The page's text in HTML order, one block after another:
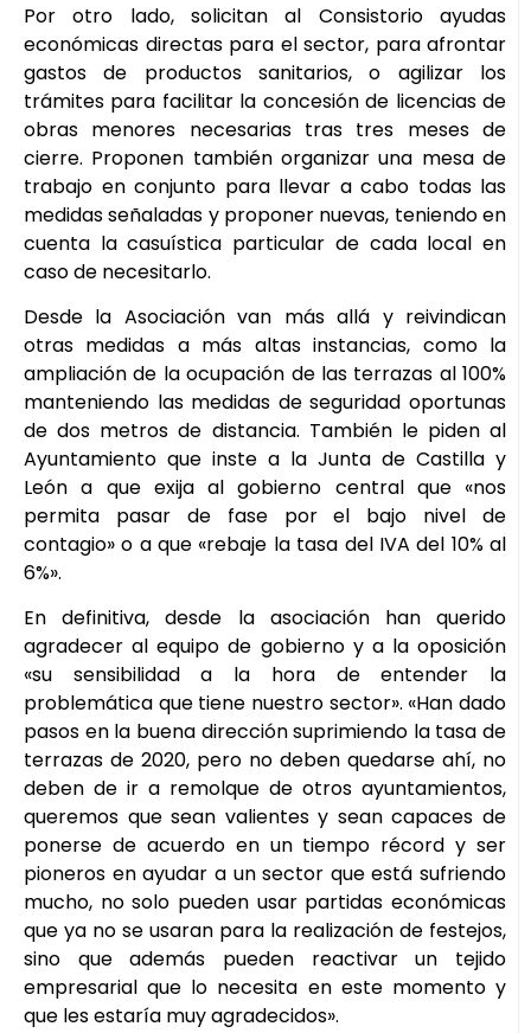
Por otro lado, solicitan al Consistorio ayudas
económicas directas para el sector, para afrontar
gastos de productos sanitarios, o agilizar los
trámites para facilitar la concesión de licencias de
obras menores necesarias tras tres meses de
cierre. Proponen también organizar una mesa de
trabajo en conjunto para llevar a cabo todas las
medidas señaladas y proponer nuevas, teniendo en
cuenta la casuística particular de cada local en
caso de necesitarlo.
Desde la Asociación van más allá y reivindican
otras medidas a más altas instancias, como la
ampliación de la ocupación de las terrazas al 100%
manteniendo las medidas de seguridad oportunas
de dos metros de distancia. También le piden al
Ayuntamiento que inste a la Junta de Castilla y
León a que exija al gobierno central que «nos
permita pasar de fase por el bajo nivel de
contagio» o a que «rebaje la tasa del IVA del 10% al
6%».
En definitiva, desde la asociación han querido
agradecer al equipo de gobierno y a la oposición
«su sensibilidad a la hora de entender la
problemática que tiene nuestro sector». «Han dado
pasos en la buena dirección suprimiendo la tasa de
terrazas de 2020, pero no deben quedarse ahí, no
deben de ir a remolque de otros ayuntamientos,
queremos que sean valientes y sean capaces de
ponerse de acuerdo en un tiempo récord y ser
pioneros en ayudar a un sector que está sufriendo
mucho, no solo pueden usar partidas económicas
que ya no se usaran para la realización de festejos,
sino que además pueden reactivar un tejido
empresarial que lo necesita en este momento y
que les estaría muy agradecidos».